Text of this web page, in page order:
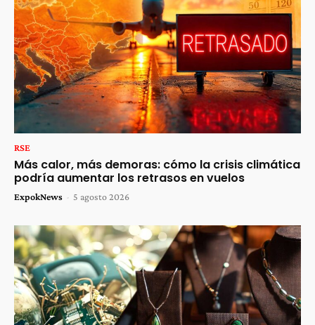
RSE
Más calor, más demoras: cómo la crisis climática
podría aumentar los retrasos en vuelos
ExpokNews - 5 agosto 2026